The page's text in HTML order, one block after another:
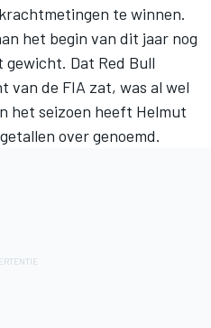
te winnen.
het begin van dit jaar nog
gewicht. Dat Red Bull
van de FIA zat, was al wel
het seizoen heeft Helmut
over genoemd.